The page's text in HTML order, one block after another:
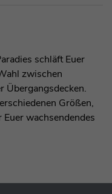
schläft Euer
zwischen
Übergangsdecken.
Größen,
wachsendendes